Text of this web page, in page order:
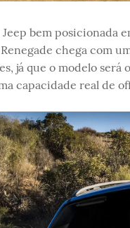
Jeep bem posicionada
chega com
já que o modelo
capacidade real de